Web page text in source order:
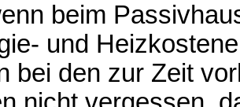
beim
und
bei den zur Zeit